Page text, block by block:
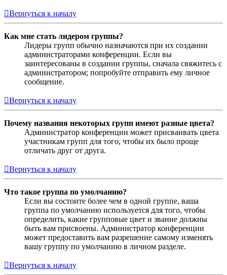
Вернуться к началу
Как мне стать лидером группы?
Лидеры групп обычно назначаются при их создании
администраторами конференции. Если вы
заинтересованы в создании группы, сначала свяжитесь с
администратором; попробуйте отправить ему личное
сообщение.
Вернуться к началу
Почему названия некоторых групп имеют разные цвета?
Администратор конференции может присваивать цвета
участникам групп для того, чтобы их было проще
отличать друг от друга.
Вернуться к началу
Что такое группа по умолчанию?
Если вы состоите более чем в одной группе, ваша
группа по умолчанию используется для того, чтобы
определить, какие групповые цвет и звание должны
быть вам присвоены. Администратор конференции
может предоставить вам разрешение самому изменять
вашу группу по умолчанию в личном разделе.
Вернуться к началу